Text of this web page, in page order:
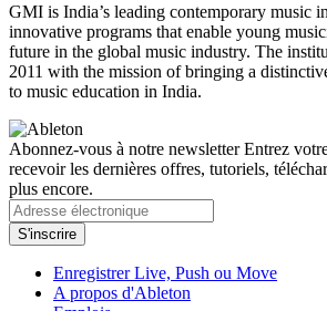
GMI is India’s leading contemporary music
innovative programs that enable young
future in the global music industry. The
2011 with the mission of bringing a
to music education in India.
Abonnez-vous à notre newsletterEntrez
recevoir les dernières offres, tutoriels,
plus encore.
Enregistrer Live, Push ou Move
A propos d'Ableton